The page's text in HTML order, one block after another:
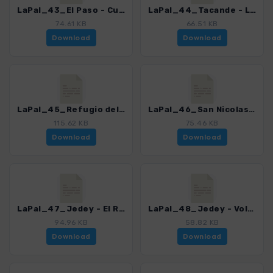
LaPal_43_El Paso - Cumbre Nueva_4246_17.gpx
74.61 KB
Download
LaPal_44_Tacande - Llano del Jable_4246_17.gpx
66.51 KB
Download
LaPal_45_Refugio del Pilar - Pico Nambroque_4246_17.gpx
115.62 KB
Download
LaPal_46_San Nicolas - Volcan San Juan_4246_17.gpx
75.46 KB
Download
LaPal_47_Jedey - El Remo_4246_17.gpx
94.96 KB
Download
LaPal_48_Jedey - Volcan Tajuya_4246_17.gpx
58.82 KB
Download